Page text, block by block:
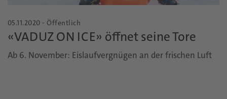
05.11.2020 - Öffentlich
«VADUZ ON ICE» öffnet seine Tore
Ab 6. November: Eislaufvergnügen an der frischen Luft